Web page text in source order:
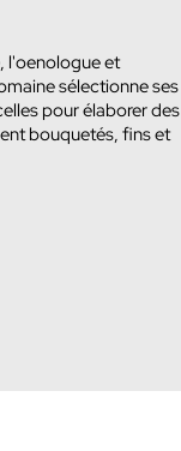
l'oenologue et
sélectionne ses
pour élaborer des
bouquetés, fins et